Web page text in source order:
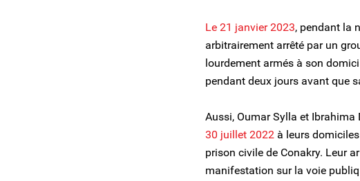
Le 21 janvier 2023, pendant la
arbitrairement arrêté par un
lourdement armés à son
pendant deux jours avant que
Aussi, Oumar Sylla et
30 juillet 2022 à leurs
prison civile de Conakry. Leur
manifestation sur la voie